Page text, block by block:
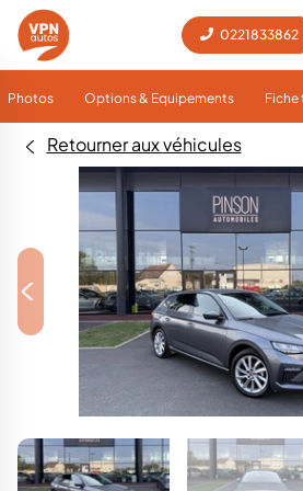
0221833862
Photos Options & Equipements Fiche
Retourner aux véhicules
<